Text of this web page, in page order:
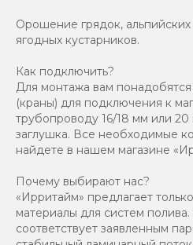
Орошение грядок,
ягодных кустарников.
Как подключить?
Для монтажа вам
(краны) для подключения к
трубопроводу 16/18 мм или
заглушка. Все необходимые
найдете в нашем магазине
Почему выбирают нас?
«Ирритайм» предлагает
материалы для систем
соответствует заявленным